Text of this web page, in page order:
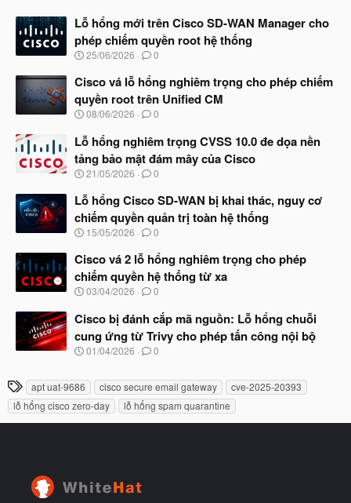
Lỗ hổng mới trên Cisco SD-WAN Manager cho
phép chiếm quyền root hệ thống
N
à
b
ắ
đ
ầ
u
25/06/2026 0
Cisco vá lỗ hổng nghiêm trọng cho phép chiếm
quyền root trên Unified CM
N
à
y
b
ắ
đ
ầ
u
08/06/2026 0
Lỗ hổng nghiêm trọng CVSS 10.0 đe dọa nền
tảng bảo mật đám mây của Cisco
N
à
b
ắ
đ
ầ
u
21/05/2026 0
Lỗ hổng Cisco SD-WAN bị khai thác, nguy cơ
chiếm quyền quản trị toàn hệ thống
N
à
b
ắ
đ
ầ
u
15/05/2026 0
Cisco vá 2 lỗ hổng nghiêm trọng cho phép
chiếm quyền hệ thống từ xa
N
à
y
b
ắ
đ
ầ
u
03/04/2026 0
Cisco bị đánh cắp mã nguồn: Lỗ hổng chuỗi
cung ứng từ Trivy cho phép tấn công nội bộ
N
b
ắ
t
01/04/2026 0
T
h
ẻ
apt uat-9686 cisco secure email gateway
cve-2025-20393
lỗ hổng cisco zero-day
lỗ hổng spam quarantine